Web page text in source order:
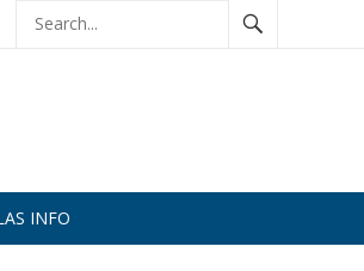
INFO